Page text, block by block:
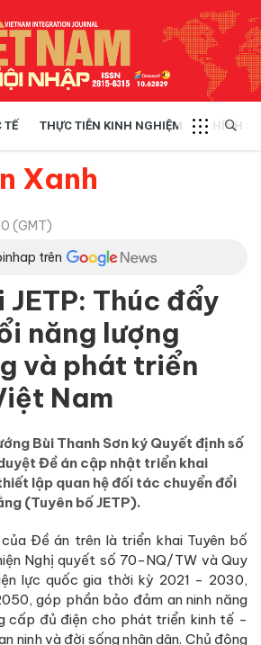
TẾ THỰC TIỄN KINH NGHIỆM CHÍNH
Xanh
(GMT)
trên
JETP: Thúc đẩy
năng lượng
và phát triển
Nam
Bùi Thanh Sơn ký Quyết định số
Đề án cập nhật triển khai
lập quan hệ đối tác chuyển đổi
(Tuyên bố JETP).
Đề án trên là triển khai Tuyên bố
Nghị quyết số 70-NQ/TW và Quy
lực quốc gia thời kỳ 2021 - 2030,
góp phần bảo đảm an ninh năng
cấp đủ điện cho phát triển kinh tế -
ninh và đời sống nhân dân. Chủ động